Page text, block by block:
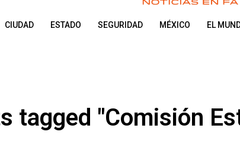
CIUDAD ESTADO SEGURIDAD MÉXICO EL
tagged "Comisión